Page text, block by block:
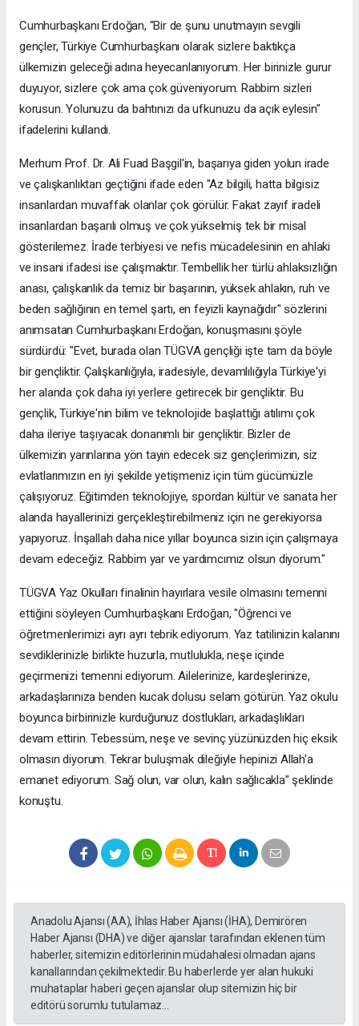
Cumhurbaşkanı Erdoğan, "Bir de şunu unutmayın sevgili
gençler, Türkiye Cumhurbaşkanı olarak sizlere baktıkça
ülkemizin geleceği adına heyecanlanıyorum. Her birinizle gurur
duyuyor, sizlere çok ama çok güveniyorum. Rabbim sizleri
korusun. Yolunuzu da bahtınızı da ufkunuzu da açık eylesin"
ifadelerini kullandı.
Merhum Prof. Dr. Ali Fuad Başgil'in, başarıya giden yolun irade
ve çalışkanlıktan geçtiğini ifade eden "Az bilgili, hatta bilgisiz
insanlardan muvaffak olanlar çok görülür. Fakat zayıf iradeli
insanlardan başarılı olmuş ve çok yükselmiş tek bir misal
gösterilemez. İrade terbiyesi ve nefis mücadelesinin en ahlaki
ve insani ifadesi ise çalışmaktır. Tembellik her türlü ahlaksızlığın
anası, çalışkanlık da temiz bir başarının, yüksek ahlakın, ruh ve
beden sağlığının en temel şartı, en feyizli kaynağıdır" sözlerini
anımsatan Cumhurbaşkanı Erdoğan, konuşmasını şöyle
sürdürdü: "Evet, burada olan TÜGVA gençliği işte tam da böyle
bir gençliktir. Çalışkanlığıyla, iradesiyle, devamlılığıyla Türkiye'yi
her alanda çok daha iyi yerlere getirecek bir gençliktir. Bu
gençlik, Türkiye'nin bilim ve teknolojide başlattığı atılımı çok
daha ileriye taşıyacak donanımlı bir gençliktir. Bizler de
ülkemizin yarınlarına yön tayin edecek siz gençlerimizin, siz
evlatlarımızın en iyi şekilde yetişmeniz için tüm gücümüzle
çalışıyoruz. Eğitimden teknolojiye, spordan kültür ve sanata her
alanda hayallerinizi gerçekleştirebilmeniz için ne gerekiyorsa
yapıyoruz. İnşallah daha nice yıllar boyunca sizin için çalışmaya
devam edeceğiz. Rabbim yar ve yardımcımız olsun diyorum."
TÜGVA Yaz Okulları finalinin hayırlara vesile olmasını temenni
ettiğini söyleyen Cumhurbaşkanı Erdoğan, "Öğrenci ve
öğretmenlerimizi ayrı ayrı tebrik ediyorum. Yaz tatilinizin kalanını
sevdiklerinizle birlikte huzurla, mutlulukla, neşe içinde
geçirmenizi temenni ediyorum. Ailelerinize, kardeşlerinize,
arkadaşlarınıza benden kucak dolusu selam götürün. Yaz okulu
boyunca birbirinizle kurduğunuz dostlukları, arkadaşlıkları
devam ettirin. Tebessüm, neşe ve sevinç yüzünüzden hiç eksik
olmasın diyorum. Tekrar buluşmak dileğiyle hepinizi Allah'a
emanet ediyorum. Sağ olun, var olun, kalın sağlıcakla" şeklinde
konuştu.
Anadolu Ajansı (AA), İhlas Haber Ajansı (İHA), Demirören
Haber Ajansı (DHA) ve diğer ajanslar tarafından eklenen tüm
haberler, sitemizin editörlerinin müdahalesi olmadan ajans
kanallarından çekilmektedir. Bu haberlerde yer alan hukuki
muhataplar haberi geçen ajanslar olup sitemizin hiç bir
editörü sorumlu tutulamaz...